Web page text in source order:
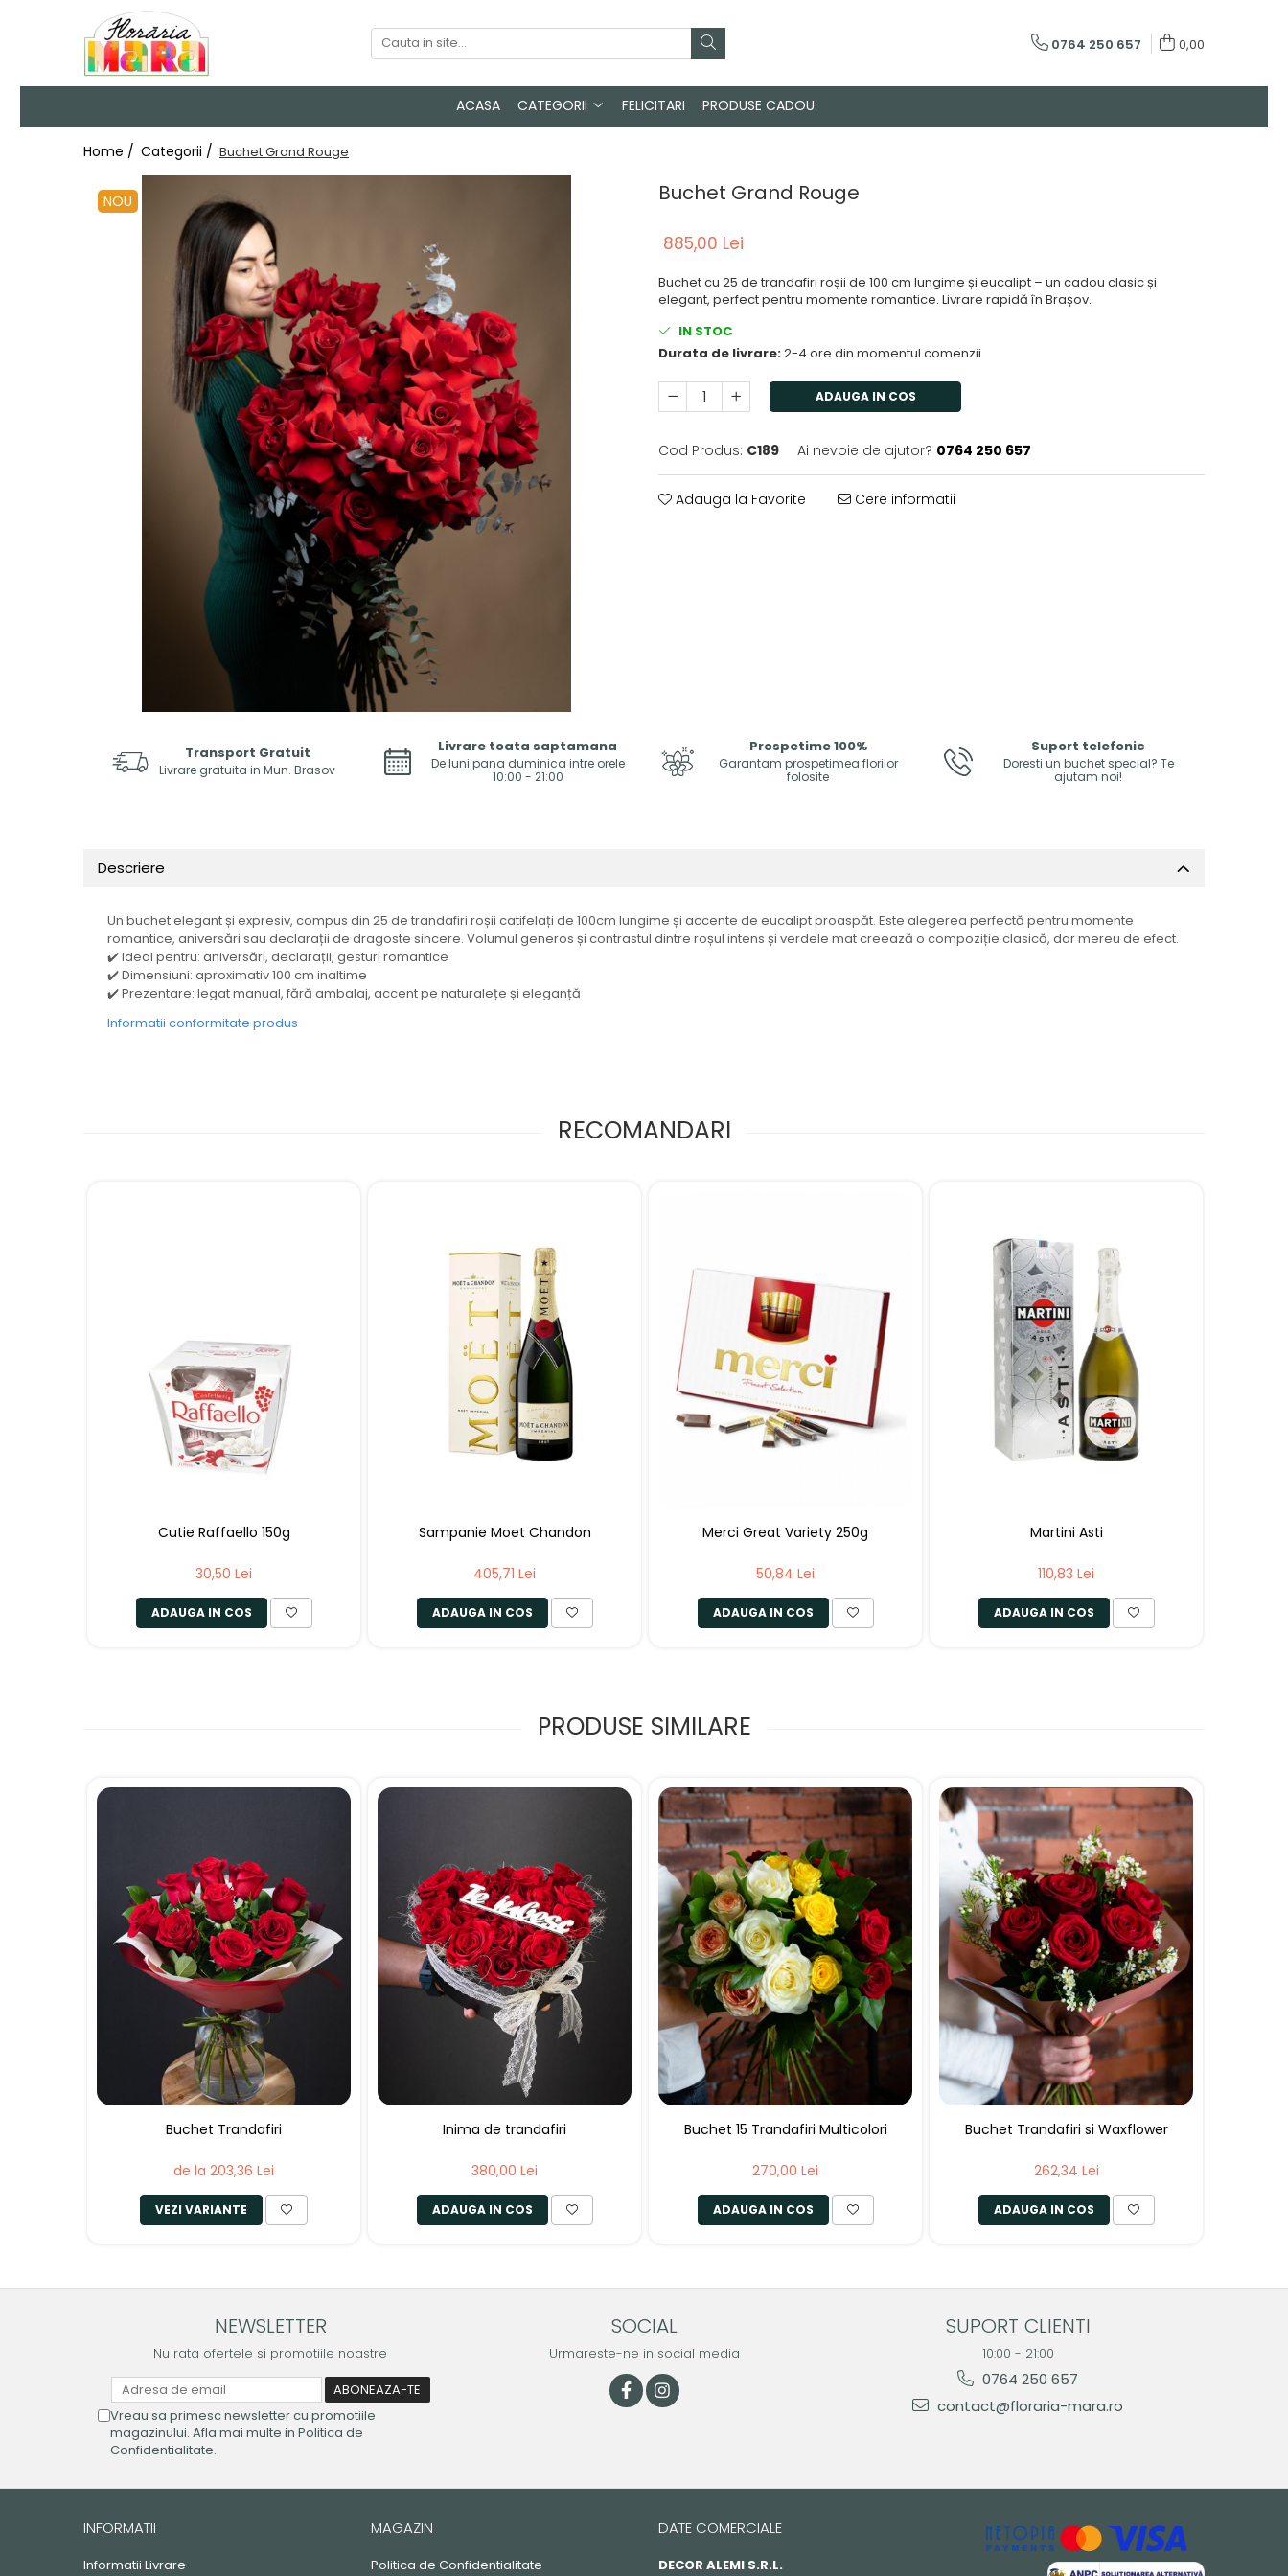
Categorii
0764 250 657 0,00
ACASA CATEGORII FELICITARI PRODUSE CADOU
Home / Categorii / Buchet Grand Rouge
Buchet Grand Rouge
NOU
885,00 Lei
Buchet cu 25 de trandafiri roșii de 100 cm lungime și eucalipt – un cadou clasic și
elegant, perfect pentru momente romantice. Livrare rapidă în Brașov.
IN STOC
Durata de livrare:2-4 ore din momentul comenzii
ADAUGA IN COS
Cod Produs: C189 Ai nevoie de ajutor? 0764 250 657
Adauga la Favorite Cere informatii
Transport Gratuit
Livrare gratuita in Mun. Brasov
Livrare toata saptamana
De luni pana duminica intre orele
10:00 - 21:00
Prospetime 100%
Garantam prospetimea florilor
folosite
Suport telefonic
Doresti un buchet special? Te
ajutam noi!
Descriere
Un buchet elegant și expresiv, compus din 25 de trandafiri roșii catifelați de 100cm lungime și accente de eucalipt proaspăt. Este alegerea perfectă pentru momente
romantice, aniversări sau declarații de dragoste sincere. Volumul generos și contrastul dintre roșul intens și verdele mat creează o compoziție clasică, dar mereu de efect.
✔️ Ideal pentru: aniversări, declarații, gesturi romantice
✔️ Dimensiuni: aproximativ 100 cm inaltime
✔️ Prezentare: legat manual, fără ambalaj, accent pe naturalețe și eleganță
Informatii conformitate produs
RECOMANDARI
Cutie Raffaello 150g
30,50 Lei
ADAUGA IN COS
Sampanie Moet Chandon
405,71 Lei
ADAUGA IN COS
Merci Great Variety 250g
50,84 Lei
ADAUGA IN COS
Martini Asti
110,83 Lei
ADAUGA IN COS
PRODUSE SIMILARE
Buchet Trandafiri
de la 203,36 Lei
VEZI VARIANTE
Inima de trandafiri
380,00 Lei
ADAUGA IN COS
Buchet 15 Trandafiri Multicolori
270,00 Lei
ADAUGA IN COS
Buchet Trandafiri si Waxflower
262,34 Lei
ADAUGA IN COS
NEWSLETTER
Nu rata ofertele si promotiile noastre
Vreau sa primesc newsletter cu promotiile
magazinului. Afla mai multe in Politica de
Confidentialitate.
SOCIAL
Urmareste-ne in social media
SUPORT CLIENTI
10:00 - 21:00
0764 250 657
contact@floraria-mara.ro
INFORMATII
Informatii Livrare
MAGAZIN
Politica de Confidentialitate
DATE COMERCIALE
DECOR ALEMI S.R.L.